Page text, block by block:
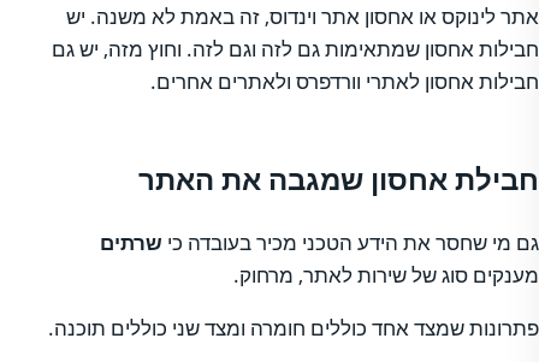
אתר לינוקס או אחסון אתר וינדוס, זה באמת לא משנה. יש
חבילות אחסון שמתאימות גם לזה וגם לזה. וחוץ מזה, יש גם
חבילות אחסון לאתרי וורדפרס ולאתרים אחרים.
חבילת אחסון שמגבה את האתר
גם מי שחסר את הידע הטכני מכיר בעובדה כי שרתים
מענקים סוג של שירות לאתר, מרחוק.
פתרונות שמצד אחד כוללים חומרה ומצד שני כוללים תוכנה.